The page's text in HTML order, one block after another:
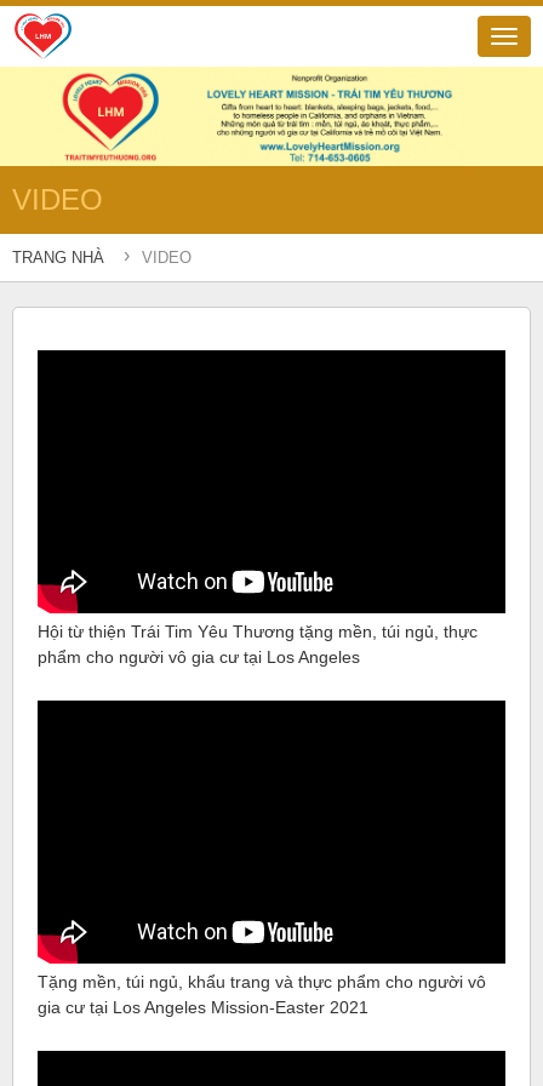
VIDEO
TRANG NHÀ › VIDEO
Hội từ thiện Trái Tim Yêu Thương tặng mền, túi ngủ, thực
phẩm cho người vô gia cư tại Los Angeles
Tặng mền, túi ngủ, khẩu trang và thực phẩm cho người vô
gia cư tại Los Angeles Mission-Easter 2021